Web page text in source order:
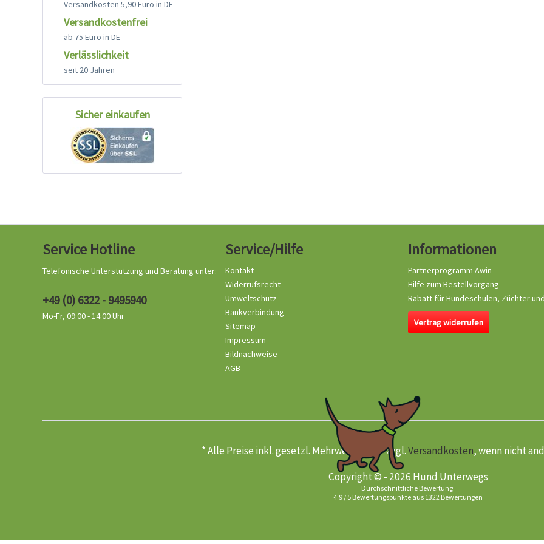
Versandkosten 5,90 Euro in DE
Versandkostenfrei
ab 75 Euro in DE
Verlässlichkeit
seit 20 Jahren
Sicher einkaufen
Service Hotline
Telefonische Unterstützung und Beratung unter:
+49 (0) 6322 - 9495940
Mo-Fr, 09:00 - 14:00 Uhr
Service/Hilfe
Kontakt
Widerrufsrecht
Umweltschutz
Bankverbindung
Sitemap
Impressum
Bildnachweise
AGB
Informationen
Partnerprogramm Awin
Hilfe zum Bestellvorgang
Rabatt für Hundeschulen, Züchter
Vertrag widerrufen
* Alle Preise inkl. gesetzl. Mehrwertsteuer zzgl.Versandkosten, wenn nicht
Copyright © - 2026 Hund Unterwegs
Durchschnittliche Bewertung:
4.9 / 5 Bewertungspunkte aus 1322 Bewertungen